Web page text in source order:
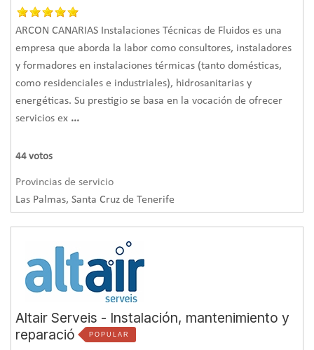
ARCON CANARIAS Instalaciones Técnicas de Fluidos es una
empresa que aborda la labor como consultores, instaladores
y formadores en instalaciones térmicas (tanto domésticas,
como residenciales e industriales), hidrosanitarias y
energéticas. Su prestigio se basa en la vocación de ofrecer
servicios ex ...
44 votos
Provincias de servicio
Las Palmas, Santa Cruz de Tenerife
Altair Serveis - Instalación, mantenimiento y
reparació
POPULAR